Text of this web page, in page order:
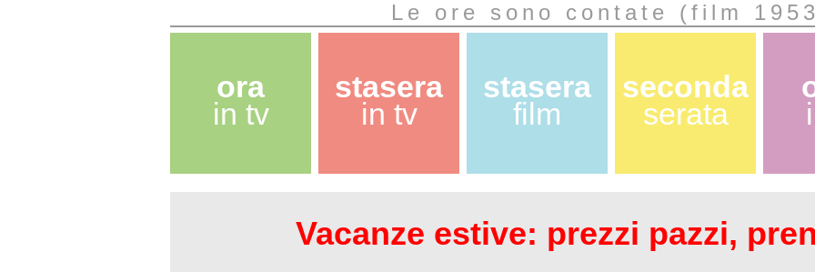
Le ore sono contate (film
ora
in tv
stasera
in tv
stasera
film
seconda
serata
Vacanze estive: prezzi pazzi,